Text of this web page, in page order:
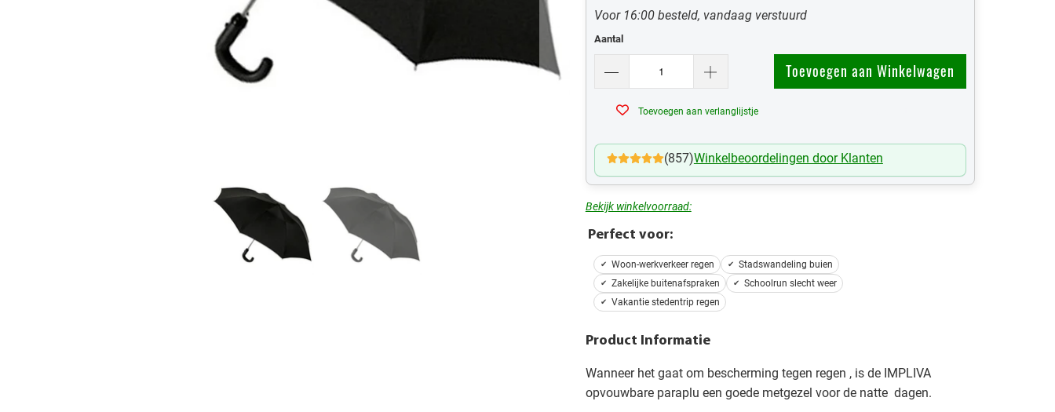
Voor 16:00 besteld, vandaag verstuurd
Aantal
Toevoegen aan Winkelwagen
Toevoegen aan verlanglijstje
(857)Winkelbeoordelingen door Klanten
Bekijk winkelvoorraad:
Perfect voor:
Woon-werkverkeer regen
Stadswandeling buien
Zakelijke buitenafspraken
Schoolrun slecht weer
Vakantie stedentrip regen
Product Informatie
Wanneer het gaat om bescherming tegen regen , is de IMPLIVA
opvouwbare paraplu een goede metgezel voor de natte dagen.